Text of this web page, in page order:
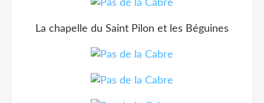
La chapelle du Saint Pilon et les Béguines